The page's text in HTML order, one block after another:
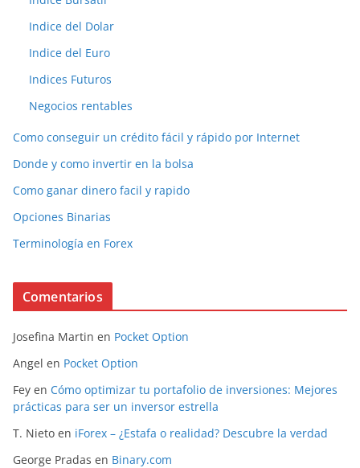
Indice del Dolar
Indice del Euro
Indices Futuros
Negocios rentables
Como conseguir un crédito fácil y rápido por Internet
Donde y como invertir en la bolsa
Como ganar dinero facil y rapido
Opciones Binarias
Terminología en Forex
Comentarios
Josefina Martin en Pocket Option
Angel en Pocket Option
Fey en Cómo optimizar tu portafolio de inversiones: Mejores
prácticas para ser un inversor estrella
T. Nieto en iForex – ¿Estafa o realidad? Descubre la verdad
George Pradas en Binary.com